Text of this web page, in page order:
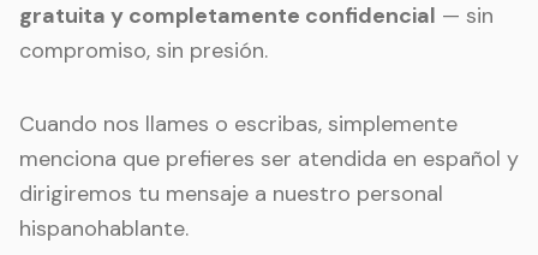
gratuita y completamente confidencial — sin
compromiso, sin presión.
Cuando nos llames o escribas, simplemente
menciona que prefieres ser atendida en español y
dirigiremos tu mensaje a nuestro personal
hispanohablante.